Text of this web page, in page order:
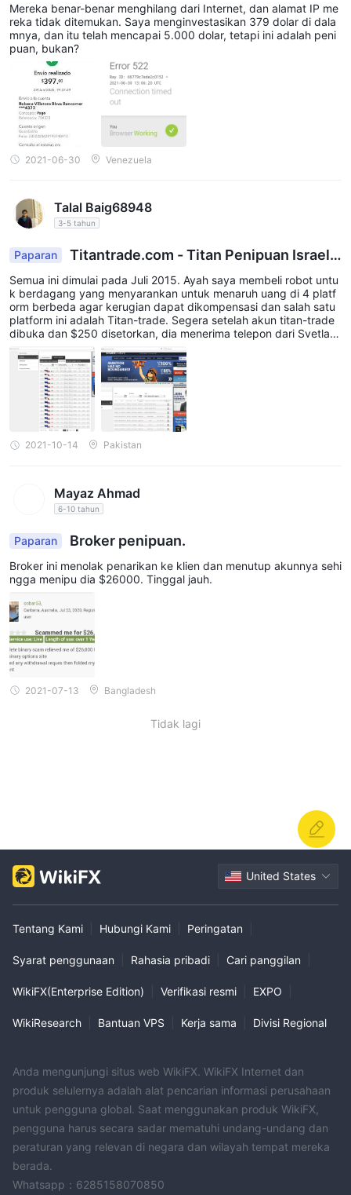
Mereka benar-benar menghilang dari Internet, dan alamat IP me
reka tidak ditemukan. Saya menginvestasikan 379 dolar di dala
mnya, dan itu telah mencapai 5.000 dolar, tetapi ini adalah peni
puan, bukan?
2021-06-30 Venezuela
Talal Baig68948
3-5 tahun
Paparan
Titantrade.com - Titan Penipuan Israel
menolak penarikan
Semua ini dimulai pada Juli 2015. Ayah saya membeli robot untu
k berdagang yang menyarankan untuk menaruh uang di 4 platf
orm berbeda agar kerugian dapat dikompensasi dan salah satu
platform ini adalah Titan-trade. Segera setelah akun titan-trade
dibuka dan $250 disetorkan, dia menerima telepon dari Svetlan
a Titova (saya kira itu juga tahu penipu Tatiana Pintus) yang me
ngatakan bahwa robot itu buruk jika Anda ingin mendapatkan le
bih banyak uang, Anda harus bekerja dengan forex nyata "guru"
J Kami telah mengeluh untuk orang berusia 60 tahun yang mend
apatkan.
2021-10-14 Pakistan
Mayaz Ahmad
6-10 tahun
Paparan Broker penipuan.
Broker ini menolak penarikan ke klien dan menutup akunnya sehi
ngga menipu dia $26000. Tinggal jauh.
2021-07-13 Bangladesh
Tidak lagi
United States
Tentang Kami Hubungi Kami Peringatan
Syarat penggunaan Rahasia pribadi Cari panggilan
WikiFX(Enterprise Edition) Verifikasi resmi EXPO
WikiResearch Bantuan VPS Kerja sama Divisi Regional
Anda mengunjungi situs web WikiFX. WikiFX Internet dan
produk selulernya adalah alat pencarian informasi perusahaan
untuk pengguna global. Saat menggunakan produk WikiFX,
pengguna harus secara sadar mematuhi undang-undang dan
peraturan yang relevan di negara dan wilayah tempat mereka
berada.
Whatsapp：6285158070850